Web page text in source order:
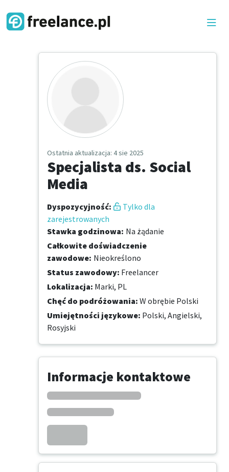
Ostatnia aktualizacja: 4 sie 2025
Specjalista ds. Social
Media
Dyspozycyjność:
Tylko dla
zarejestrowanych
Stawka godzinowa: Na żądanie
Całkowite doświadczenie
zawodowe: Nieokreślono
Status zawodowy: Freelancer
Lokalizacja: Marki, PL
Chęć do podróżowania: W obrębie Polski
Umiejętności językowe: Polski, Angielski,
Rosyjski
Informacje kontaktowe